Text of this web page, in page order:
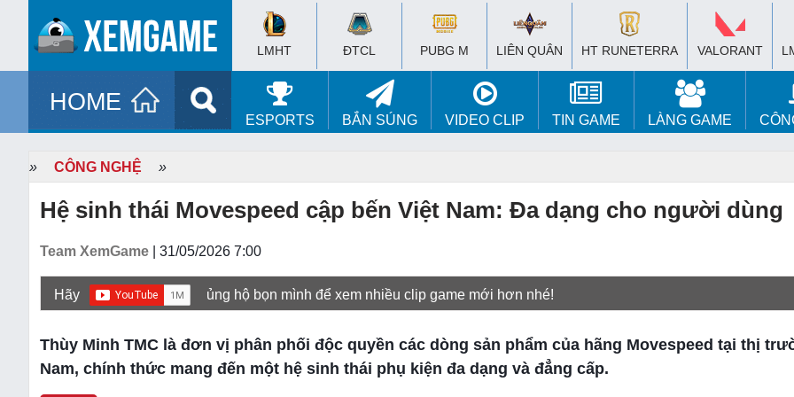
LMHT ĐTCL PUBG M LIÊN QUÂN HT RUNETERRA VALORANT
HOME
ESPORTS BẮN SÚNG VIDEO CLIP TIN GAME LÀNG GAME
» CÔNG NGHỆ »
Hệ sinh thái Movespeed cập bến Việt Nam: Đa dạng cho người dùng
Team XemGame | 31/05/2026 7:00
Hãy ủng hộ bọn mình để xem nhiều clip game mới hơn nhé!
Thùy Minh TMC là đơn vị phân phối độc quyền các dòng sản phẩm của hãng Movespeed tại thị
Nam, chính thức mang đến một hệ sinh thái phụ kiện đa dạng và đẳng cấp.